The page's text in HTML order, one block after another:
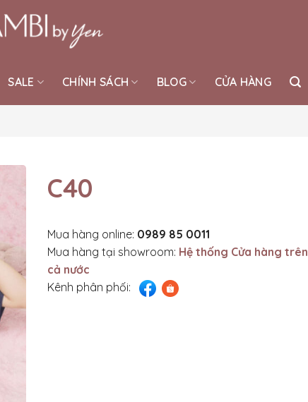
SALE CHÍNH SÁCH BLOG CỬA HÀNG
C40
Mua hàng online: 0989 85 0011
Mua hàng tại showroom: Hệ thống Cửa hàng trên
cả nước
Kênh phân phối: